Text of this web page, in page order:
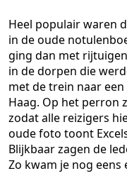
Heel populair waren
in de oude
ging dan met
in de dorpen die
met de trein naar
Haag. Op het perron
zodat alle reizigers
oude foto toont
Blijkbaar zagen de
Zo kwam je nog eens